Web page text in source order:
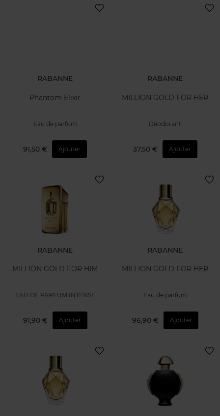
RABANNE
Phantom Elixir
Eau de parfum
91,50 € Ajouter
RABANNE
MILLION GOLD FOR HER
Déodorant
37,50 € Ajouter
RABANNE
MILLION GOLD FOR HIM
EAU DE PARFUM INTENSE
91,90 € Ajouter
RABANNE
MILLION GOLD FOR HER
Eau de parfum
96,90 € Ajouter